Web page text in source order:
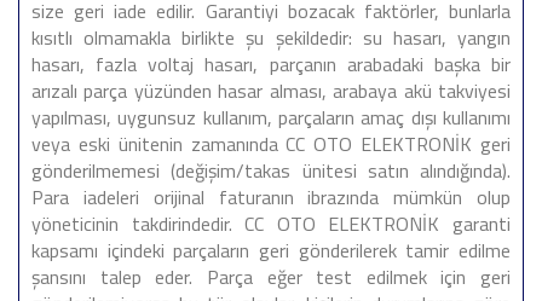
size geri iade edilir. Garantiyi bozacak faktörler, bunlarla
kısıtlı olmamakla birlikte şu şekildedir: su hasarı, yangın
hasarı, fazla voltaj hasarı, parçanın arabadaki başka bir
arızalı parça yüzünden hasar alması, arabaya akü takviyesi
yapılması, uygunsuz kullanım, parçaların amaç dışı kullanımı
veya eski ünitenin zamanında CC OTO ELEKTRONİK geri
gönderilmemesi (değişim/takas ünitesi satın alındığında).
Para iadeleri orijinal faturanın ibrazında mümkün olup
yöneticinin takdirindedir. CC OTO ELEKTRONİK garanti
kapsamı içindeki parçaların geri gönderilerek tamir edilme
şansını talep eder. Parça eğer test edilmek için geri